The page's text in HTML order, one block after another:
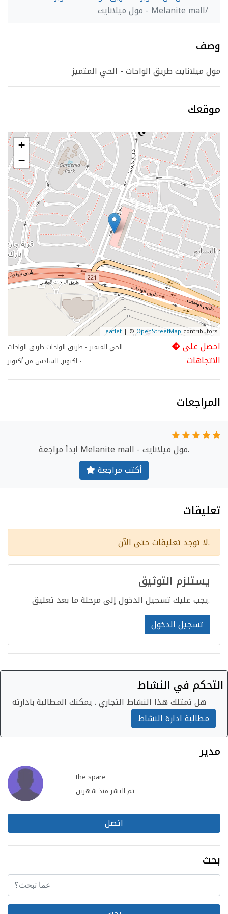
Melanite mall - مول ميلانايت
وصف
مول ميلانايت طريق الواحات - الحي المتميز
موقعك
+
−
Leaflet | ©OpenStreetMap contributors
الحي المتميز - طريق الواحات طريق الواحات
- اكتوبر, السادس من أكتوبر
احصل على
الاتجاهات
المراجعات
ابدأ مراجعة Melanite mall - مول ميلانايت.
أكتب مراجعة
تعليقات
لا توجد تعليقات حتى الآن.
يستلزم التوثيق
يجب عليك تسجيل الدخول إلى مرحلة ما بعد تعليق.
تسجيل الدخول
التحكم في النشاط
هل تمتلك هذا النشاط التجاري . يمكنك المطالبة بادارته
مطالبة ادارة النشاط
مدير
the spare
تم النشر منذ شهرين
اتصل
بحث